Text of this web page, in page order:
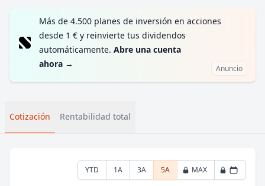
Más de 4.500 planes de inversión en acciones
desde 1 € y reinvierte tus dividendos
automáticamente. Abre una cuenta
ahora → Anuncio
Cotización Rentabilidad total
YTD 1A 3A 5A MAX